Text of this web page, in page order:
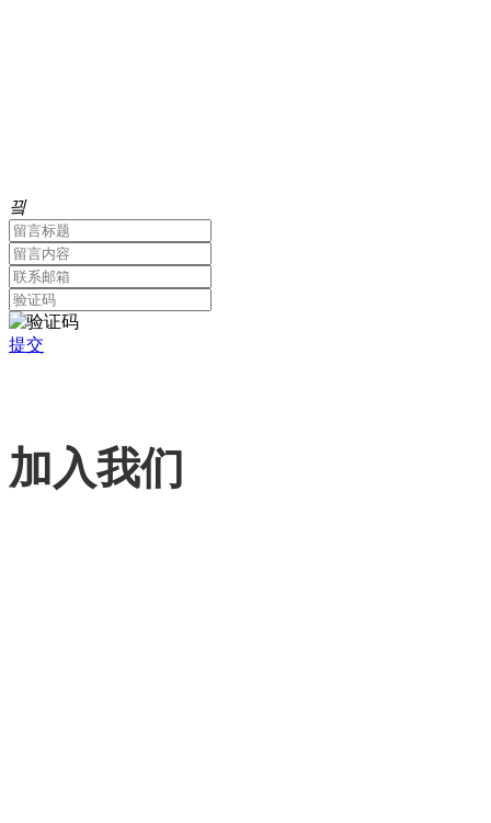
끸
提交
加入我们